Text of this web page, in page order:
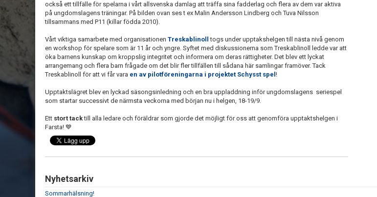
också ett tillfälle för spelarna i vårt allsvenska damlag att träffa sina fadderlag och flera av dem var aktiva
på ungdomslagens träningar. På bilden ovan ses t ex Malin Andersson Lindberg och Tuva Nilsson
tillsammans med P11 (killar födda 2010).
Vårt viktiga samarbete med organisationen Treskablinoll
togs under upptakshelgen till nästa nivå genom
en workshop för spelare som är 11 år och yngre. Syftet med diskussionerna som Treskablinoll ledde var att
öka barnens kunskap om kroppslig integritet och informera om deras rättigheter. Det blev ett lyckat
arrangemang och flera barn frågade om det blir fler tillfällen till sådana här samlingar framöver. Tack
Treskablinoll för att vi får vara en av pilotföreningarna i projektet Schysst spel !
Upptaktslägret blev en lyckad säsongsinledning och en bra uppladdning inför ungdomslagens seriespel
som startar successivt de närmsta veckorna med början nu i helgen, 18-19/9.
Ett stort tacktill alla ledare och föräldrar som gjorde det möjligt för oss att genomföra upptaktshelgen i
Farsta! 💙
Nyhetsarkiv
Sommarhälsning!